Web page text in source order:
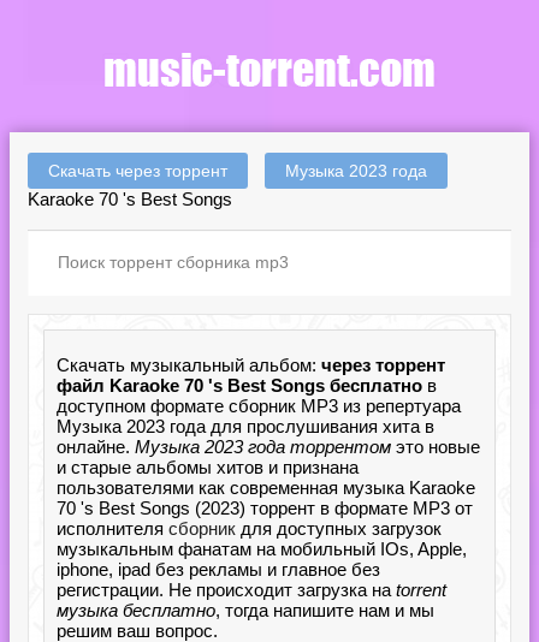
Скачать через торрент Музыка 2023 года
Karaoke 70 's Best Songs
Скачать музыкальный альбом: через торрент
файл Karaoke 70 's Best Songs бесплатно в
доступном формате сборник MP3 из репертуара
Музыка 2023 года для прослушивания хита в
онлайне. Музыка 2023 года торрентом это новые
и старые альбомы хитов и признана
пользователями как современная музыка Karaoke
70 's Best Songs (2023) торрент в формате MP3 от
исполнителя сборник для доступных загрузок
музыкальным фанатам на мобильный IOs, Apple,
iphone, ipad без рекламы и главное без
регистрации. Не происходит загрузка на torrent
музыка бесплатно, тогда напишите нам и мы
решим ваш вопрос.